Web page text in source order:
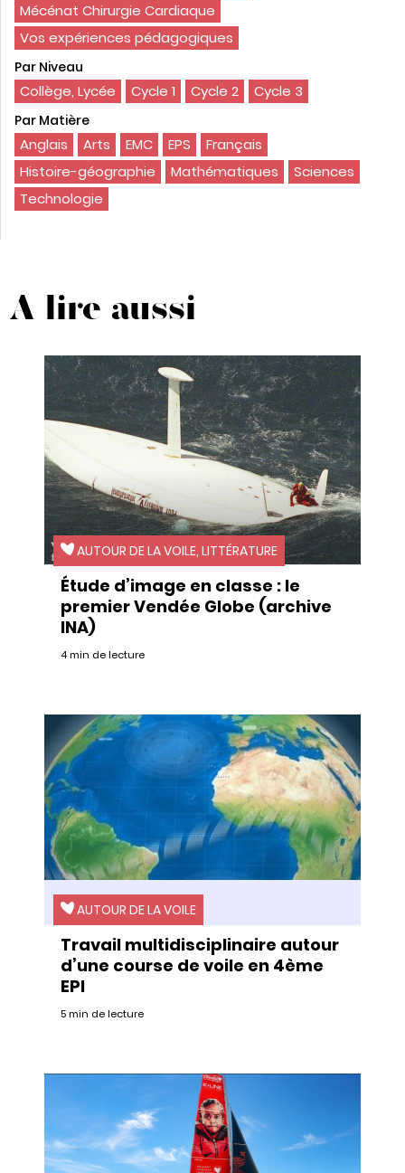
Mécénat Chirurgie Cardiaque
Vos expériences pédagogiques
Par Niveau
Collège, Lycée Cycle 1 Cycle 2 Cycle 3
Par Matière
Anglais Arts EMC EPS
Français
Histoire-géographie
Mathématiques
Sciences
Technologie
A lire aussi
AUTOUR DE LA VOILE, LITTÉRATURE
Étude d’image en classe : le
premier Vendée Globe (archive
INA)
4 min de lecture
AUTOUR DE LA VOILE
Travail multidisciplinaire autour
d’une course de voile en 4ème
EPI
5 min de lecture